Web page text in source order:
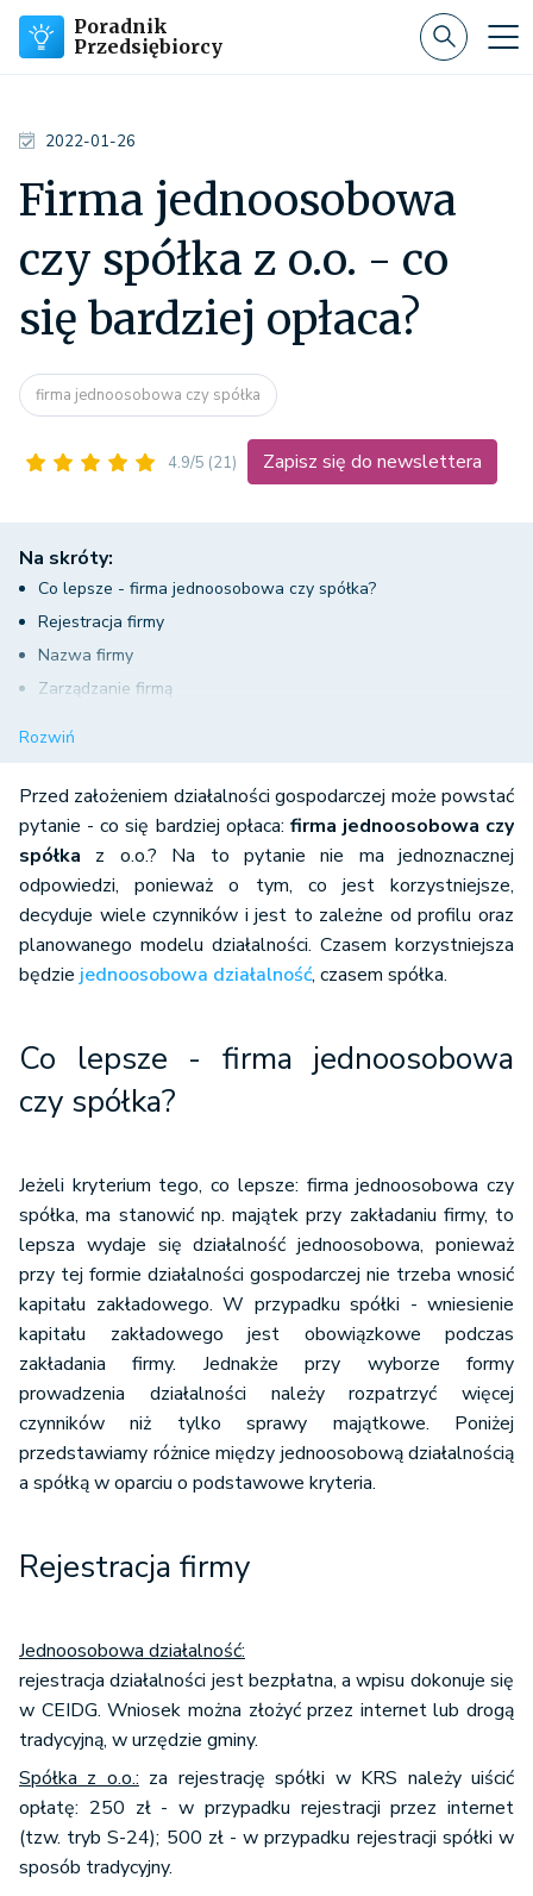
Poradnik
Przedsiębiorcy
2022-01-26
Firma jednoosobowa
czy spółka z o.o. - co
się bardziej opłaca?
firma jednoosobowa czy spółka
4.9/5 (21) Zapisz się do newslettera
Na skróty:
Co lepsze - firma jednoosobowa czy spółka?
Rejestracja firmy
Nazwa firmy
Zarządzanie firmą
Składki ZUS
Formy opodatkowania
Obowiązki sprawozdawcze
Koszty wynagrodzenia
Zysk firmy
Dziedziczenie firmy
Rozwiń
Przed założeniem działalności gospodarczej może powstać
pytanie - co się bardziej opłaca: firma jednoosobowa czy
spółka z o.o.? Na to pytanie nie ma jednoznacznej
odpowiedzi, ponieważ o tym, co jest korzystniejsze,
decyduje wiele czynników i jest to zależne od profilu oraz
planowanego modelu działalności. Czasem korzystniejsza
będzie jednoosobowa działalność, czasem spółka.
Co lepsze - firma jednoosobowa
czy spółka?
Jeżeli kryterium tego, co lepsze: firma jednoosobowa czy
spółka, ma stanowić np. majątek przy zakładaniu firmy, to
lepsza wydaje się działalność jednoosobowa, ponieważ
przy tej formie działalności gospodarczej nie trzeba wnosić
kapitału zakładowego. W przypadku spółki - wniesienie
kapitału zakładowego jest obowiązkowe podczas
zakładania firmy. Jednakże przy wyborze formy
prowadzenia działalności należy rozpatrzyć więcej
czynników niż tylko sprawy majątkowe. Poniżej
przedstawiamy różnice między jednoosobową działalnością
a spółką w oparciu o podstawowe kryteria.
Rejestracja firmy
Jednoosobowa działalność:
rejestracja działalności jest bezpłatna, a wpisu dokonuje się
w CEIDG. Wniosek można złożyć przez internet lub drogą
tradycyjną, w urzędzie gminy.
Spółka z o.o.: za rejestrację spółki w KRS należy uiścić
opłatę: 250 zł - w przypadku rejestracji przez internet
(tzw. tryb S-24); 500 zł - w przypadku rejestracji spółki w
sposób tradycyjny.